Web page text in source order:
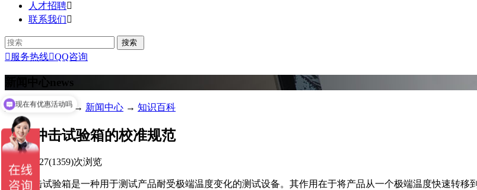
人才招聘
联系我们
 服务热线QQ咨询
news
您的位置：首页→ 新闻中心 → 知识百科
冷热冲击试验箱的校准规范
2025-03-27(1359)次浏览
冷热冲击试验箱是一种用于测试产品耐受极端温度变化的测试设备。其作用在于将产品从一个极端温度快速转
现在有优惠活动吗